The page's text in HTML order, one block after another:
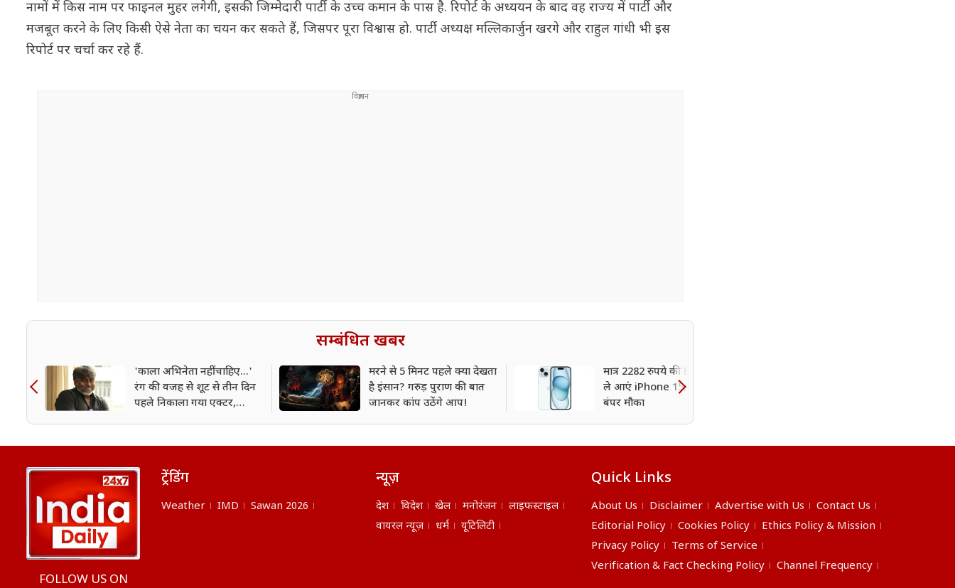
नामों में किस नाम पर फाइनल मुहर लगेगी, इसकी जिम्मेदारी पार्टी के उच्च कमान के पास है. रिपोर्ट के अध्ययन के बाद वह राज्य में पार्टी और
मजबूत करने के लिए किसी ऐसे नेता का चयन कर सकते हैं, जिसपर पूरा विश्वास हो. पार्टी अध्यक्ष मल्लिकार्जुन खरगे और राहुल गांधी भी इस
रिपोर्ट पर चर्चा कर रहे हैं.
सम्बंधित खबर
'काला अभिनेता नहीं चाहिए...'
रंग की वजह से शूट से तीन दिन
पहले निकाला गया एक्टर,
मरने से 5 मिनट पहले क्या देखता
है इंसान? गरुड़ पुराण की बात
जानकर कांप उठेंगे आप!
मात्र 2282 रुपये की EMI पर घर
ले आएं iPhone 15, छूट न जाएं
बंपर मौका
FOLLOW US ON
ट्रेंडिंग
Weather IMD Sawan 2026
न्यूज़
देश विदेश खेल मनोरंजन
लाइफस्टाइल
वायरल न्यूज़
धर्म यूटिलिटी
Quick Links
About Us Disclaimer Advertise with Us
Contact Us
Editorial Policy
Cookies Policy
Ethics Policy & Mission
Privacy Policy
Terms of Service
Verification & Fact Checking Policy
Channel Frequency